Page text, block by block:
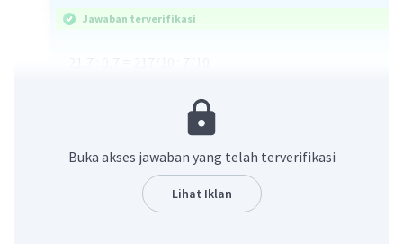
Jawaban terverifikasi
Beri Rating Balas
Buka akses jawaban yang telah terverifikasi
Lihat Iklan